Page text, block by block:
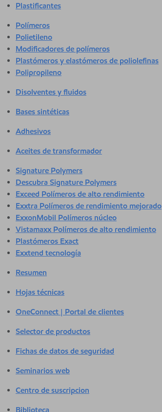
Plastificantes
Polímeros
Polietileno
Modificadores de polímeros
Plastómeros y elastómeros de poliolefinas
Polipropileno
Disolventes y fluidos
Bases sintéticas
Adhesivos
Aceites de transformador
Signature Polymers
Descubra Signature Polymers
Exceed Polímeros de alto rendimiento
Exxtra Polímeros de rendimiento mejorado
ExxonMobil Polímeros núcleo
Vistamaxx Polímeros de alto rendimiento
Plastómeros Exact
Exxtend tecnología
Resumen
Hojas técnicas
OneConnect | Portal de clientes
Selector de productos
Fichas de datos de seguridad
Seminarios web
Centro de suscripcion
Biblioteca